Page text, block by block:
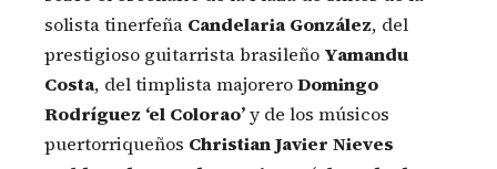
solista tinerfeña Candelaria González, del
prestigioso guitarrista brasileño Yamandu
Costa, del timplista majoreroDomingo
Rodríguez ‘el Colorao’y de los músicos
puertorriqueños Christian Javier Nieves